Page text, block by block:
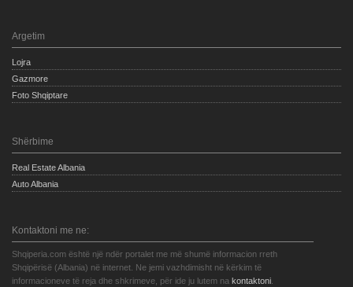
Argetim
Lojra
Gazmore
Foto Shqiptare
Shërbime
Real Estate Albania
Auto Albania
Kontaktoni me ne:
Shqiperia.com është një ndër portalet me më shumë informacion rreth
Shqipërisë (Albania) në internet. Ne jemi vazhdimisht në kërkim të
informacioneve të reja dhe shkrimeve, për ide ju lutem na kontaktoni